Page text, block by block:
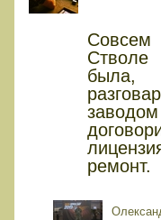
Совсем
была,
ремонт.